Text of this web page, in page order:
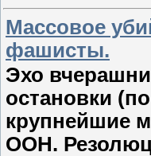
Массовое
фашисты.
Эхо
остановки
крупнейшие
ООН.